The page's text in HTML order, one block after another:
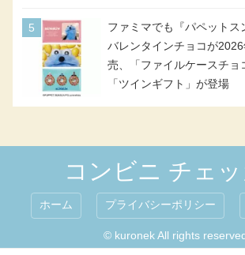
号・5号) / シャディクが全
ンドになって登場!
ファミマでも『パペットス
バレンタインチョコが
売、「ファイルケースチョ
「ツインギフト」が登場
コンビニ チェ
ホーム プライバシーポリシー
© kuronek All rights